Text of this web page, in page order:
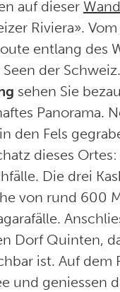
auf dieser
Riviera».
entlang des
der
sehen Sie
Panorama.
den Fels
dieses
Die drei
von rund 600
Dorf Quinten,
ist. Auf dem
und geniessen